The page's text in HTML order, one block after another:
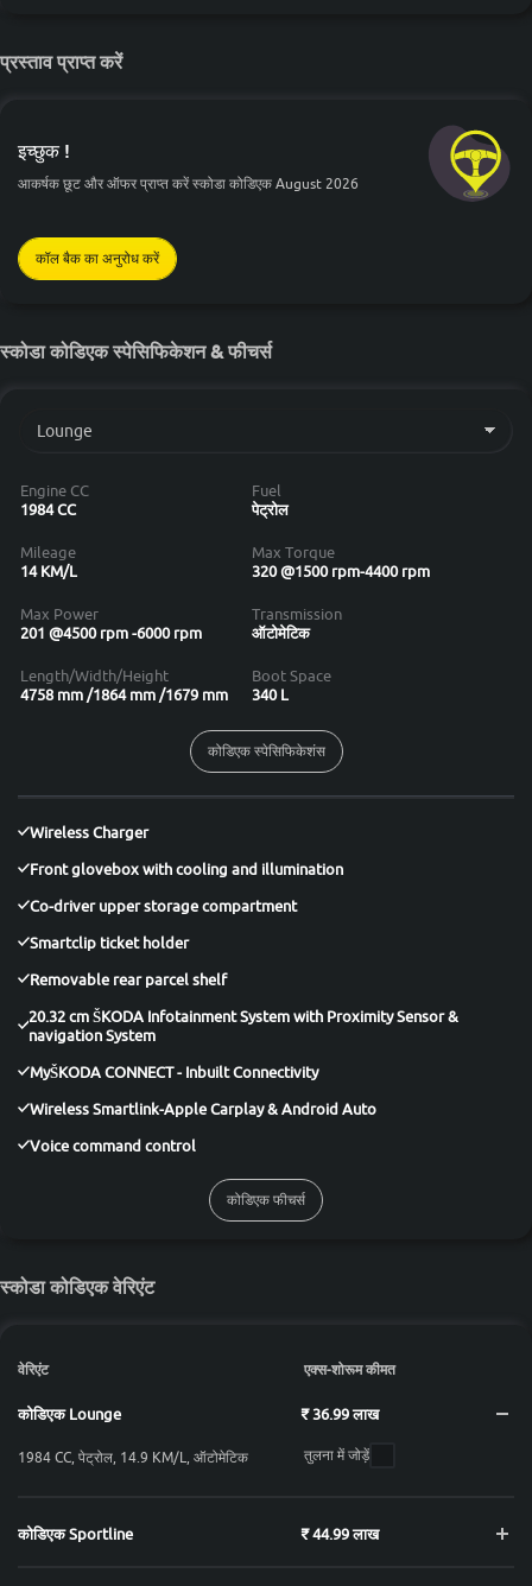
प्रस्ताव प्राप्त करें
इच्छुक !
आकर्षक छूट और ऑफर प्राप्त करें स्कोडा कोडिएक August 2026
कॉल बैक का अनुरोध करें
स्कोडा कोडिएक स्पेसिफिकेशन & फीचर्स
Engine CC
1984 CC
Fuel
पेट्रोल
Mileage
14 KM/L
Max Torque
320 @1500 rpm-4400 rpm
Max Power
201 @4500 rpm -6000 rpm
Transmission
ऑटोमेटिक
Length/Width/Height
4758 mm /1864 mm /1679 mm
Boot Space
340 L
कोडिएक स्पेसिफिकेशंस
Wireless Charger
Front glovebox with cooling and illumination
Co-driver upper storage compartment
Smartclip ticket holder
Removable rear parcel shelf
20.32 cm ŠKODA Infotainment System with Proximity Sensor &
navigation System
MyŠKODA CONNECT - Inbuilt Connectivity
Wireless Smartlink-Apple Carplay & Android Auto
Voice command control
कोडिएक फीचर्स
स्कोडा कोडिएक वेरिएंट
वेरिएंट एक्स-शोरूम कीमत
कोडिएक Lounge ₹ 36.99 लाख
1984 CC, पेट्रोल, 14.9 KM/L, ऑटोमेटिक तुलना में जोड़ें
कोडिएक Sportline ₹ 44.99 लाख